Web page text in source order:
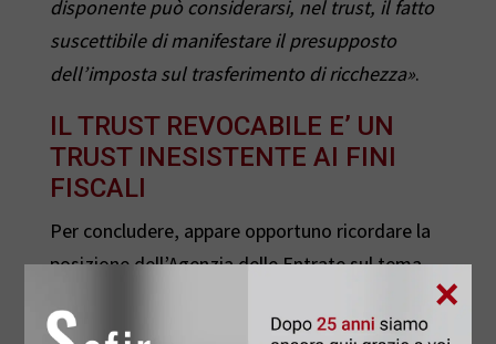
disponente può considerarsi, nel trust, il fatto
suscettibile di manifestare il presupposto
dell’imposta sul trasferimento di ricchezza».
IL TRUST REVOCABILE E’ UN
TRUST INESISTENTE AI FINI
FISCALI
Per concludere, appare opportuno ricordare la
posizione dell’Agenzia delle Entrate sul tema
piano fiscale, emersa dalle precedenti
×